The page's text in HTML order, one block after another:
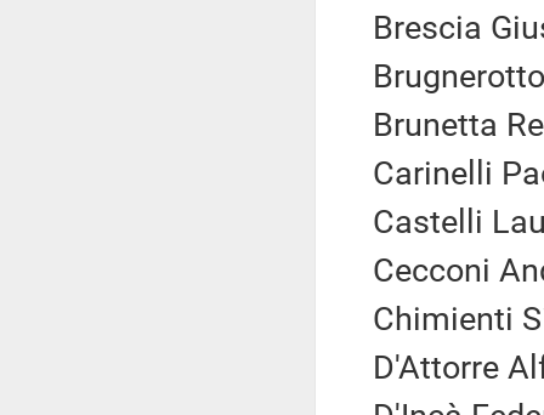
Brescia
Brunetta
Carinelli
Castelli
Cecconi
Chimienti
D'Attorre